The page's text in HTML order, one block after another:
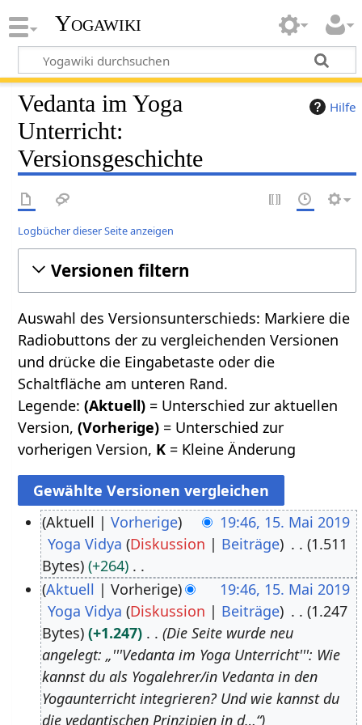
Yogawiki
Hilfe
Vedanta im Yoga
Unterricht:
Versionsgeschichte
Logbücher dieser Seite anzeigen
Versionen filtern
Auswahl des Versionsunterschieds: Markiere die
Radiobuttons der zu vergleichenden Versionen
und drücke die Eingabetaste oder die
Schaltfläche am unteren Rand.
Legende:(Aktuell) = Unterschied zur aktuellen
Version,(Vorherige) = Unterschied zur
vorherigen Version, K = Kleine Änderung
Aktuell Vorherige
19:46, 15. Mai 2019
Yoga Vidya Diskussion Beiträge
1.511
Bytes
+264
K
e
i
n
e
B
e
Aktuell Vorherige
19:46, 15. Mai 2019
Yoga Vidya Diskussion Beiträge
1.247
Bytes
+1.247
Die Seite wurde neu
angelegt: „'''Vedanta im Yoga Unterricht''': Wie
kannst du als Yogalehrer/in Vedanta in den
Yogaunterricht integrieren? Und wie kannst du
die vedantischen Prinzipien in d…“